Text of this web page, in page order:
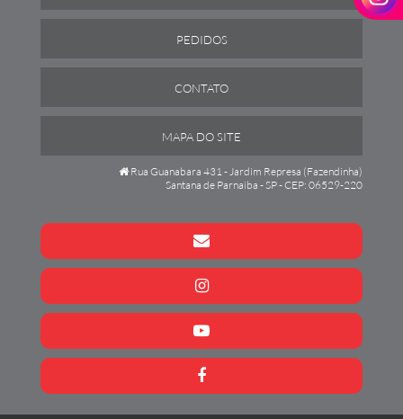
PEDIDOS
CONTATO
MAPA DO SITE
Rua Guanabara 431 - Jardim Represa (Fazendinha)
Santana de Parnaiba - SP - CEP: 06529-220